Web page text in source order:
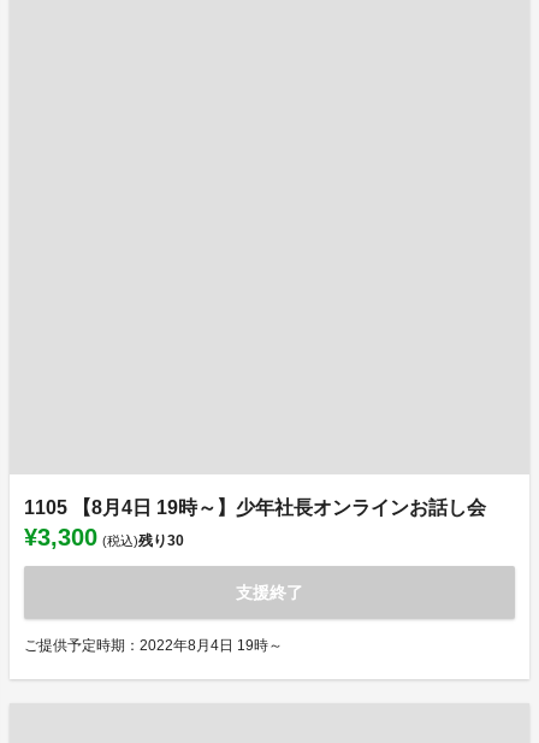
1105 【8月4日 19時～】少年社長オンラインお話し会
¥3,300 (税込)残り30
支援終了
ご提供予定時期：2022年8月4日 19時～